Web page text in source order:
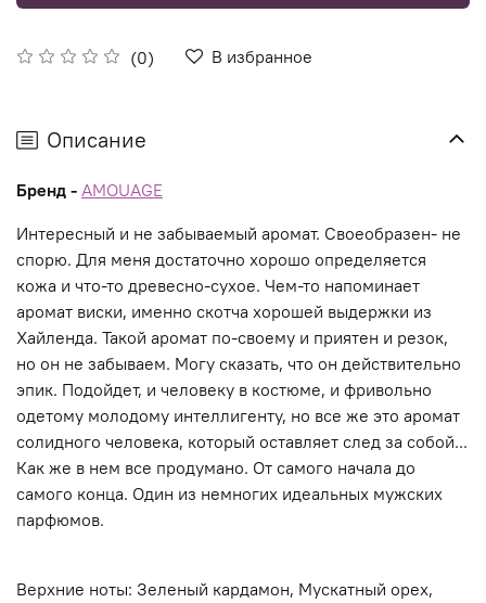
(0) В избранное
Описание
Бренд - AMOUAGE
Интересный и не забываемый аромат. Своеобразен- не
спорю. Для меня достаточно хорошо определяется
кожа и что-то древесно-сухое. Чем-то напоминает
аромат виски, именно скотча хорошей выдержки из
Хайленда. Такой аромат по-своему и приятен и резок,
но он не забываем. Могу сказать, что он действительно
эпик. Подойдет, и человеку в костюме, и фривольно
одетому молодому интеллигенту, но все же это аромат
солидного человека, который оставляет след за собой...
Как же в нем все продумано. От самого начала до
самого конца. Один из немногих идеальных мужских
парфюмов.
Верхние ноты: Зеленый кардамон, Мускатный орех,